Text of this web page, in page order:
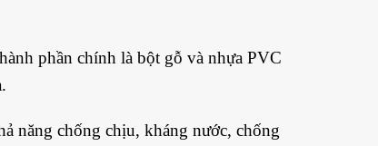
phần chính là bột gỗ và nhựa PVC
năng chống chịu, kháng nước, chống